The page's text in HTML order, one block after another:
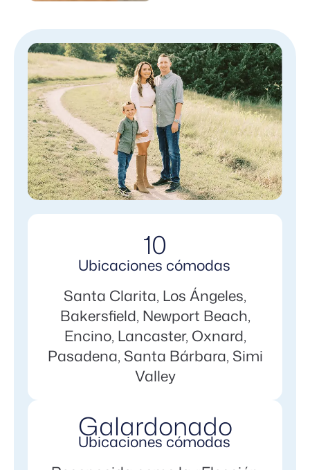
10
Ubicaciones cómodas
Santa Clarita, Los Ángeles,
Bakersfield, Newport Beach,
Encino, Lancaster, Oxnard,
Pasadena, Santa Bárbara, Simi
Valley
Galardonado
Ubicaciones cómodas